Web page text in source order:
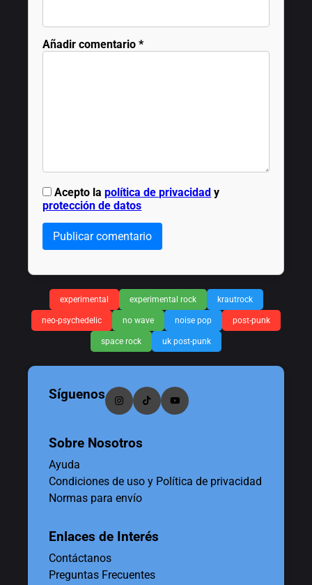
Añadir comentario *
Acepto lapolítica de privacidad y
protección de datos
Publicar comentario
experimental experimental rock krautrock
neo-psychedelic no wave noise pop post-punk
space rock uk post-punk
Síguenos
Sobre Nosotros
Ayuda
Condiciones de uso y Política de privacidad
Normas para envío
Enlaces de Interés
Contáctanos
Preguntas Frecuentes